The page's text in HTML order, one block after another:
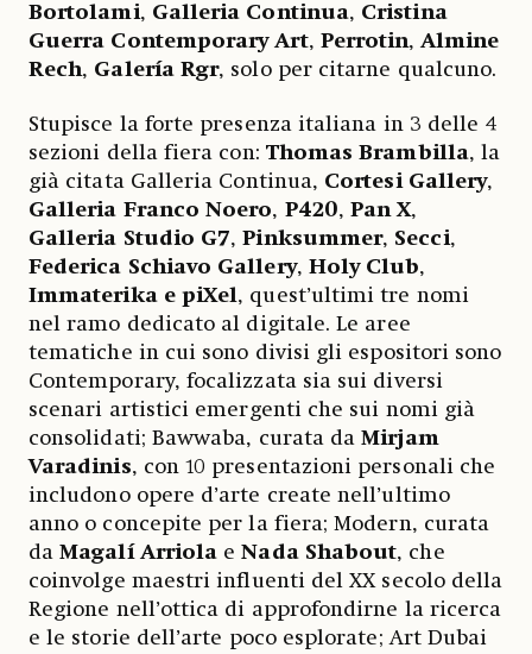
Bortolami, Galleria Continua, Cristina
Guerra Contemporary Art, Perrotin,Almine
Rech, Galería Rgr, solo per citarne qualcuno.
Stupisce la forte presenza italiana in 3 delle 4
sezioni della fiera con: Thomas Brambilla, la
già citata Galleria Continua, Cortesi Gallery,
Galleria Franco Noero, P420,Pan X,
Galleria Studio G7, Pinksummer, Secci,
Federica Schiavo Gallery, Holy Club,
Immaterika e piXel, quest’ultimi tre nomi
nel ramo dedicato al digitale. Le aree
tematiche in cui sono divisi gli espositori sono
Contemporary, focalizzata sia sui diversi
scenari artistici emergenti che sui nomi già
consolidati; Bawwaba, curata daMirjam
Varadinis, con 10 presentazioni personali che
includono opere d’arte create nell’ultimo
anno o concepite per la fiera; Modern, curata
daMagalí Arriola e Nada Shabout, che
coinvolge maestri influenti del XX secolo della
Regione nell’ottica di approfondirne la ricerca
e le storie dell’arte poco esplorate; Art Dubai